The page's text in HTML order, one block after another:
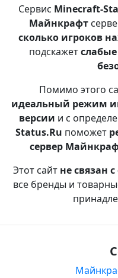
Сервис Minecraft-
Майнкрафт
сколько игроков
подскажет
Помимо этого
идеальный режим
версии и с
Status.Ru поможет
сервер
Этот сайт не связан
все бренды и